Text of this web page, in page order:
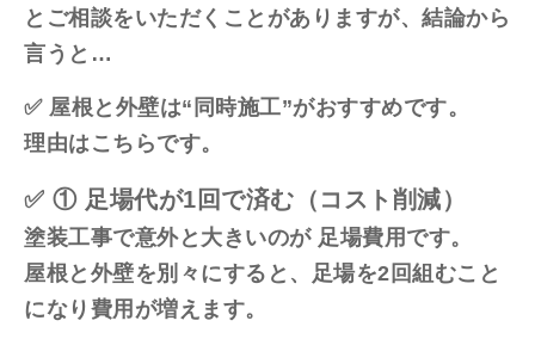
とご相談をいただくことがありますが、結論から
言うと…
✅ 屋根と外壁は“同時施工”がおすすめです。
理由はこちらです。
✅ ① 足場代が1回で済む（コスト削減）
塗装工事で意外と大きいのが 足場費用です。
屋根と外壁を別々にすると、足場を2回組むこと
になり費用が増えます。